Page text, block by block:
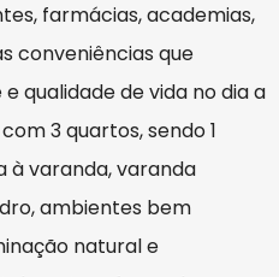
farmácias, academias,
conveniências que
qualidade de vida no dia a
3 quartos, sendo 1
à varanda, varanda
ambientes bem
natural e